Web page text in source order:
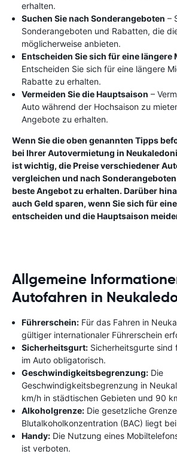
erhalten.
Suchen Sie nach Sonderangeboten –
Sonderangeboten und Rabatten, die
möglicherweise anbieten.
Entscheiden Sie sich für eine längere
Entscheiden Sie sich für eine längere
Rabatte zu erhalten.
Vermeiden Sie die Hauptsaison –
Auto während der Hochsaison zu
Angebote zu erhalten.
Wenn Sie die oben genannten Tipps
bei Ihrer Autovermietung in
ist wichtig, die Preise verschiedener
vergleichen und nach
beste Angebot zu erhalten. Darüber
auch Geld sparen, wenn Sie sich für
entscheiden und die Hauptsaison
Allgemeine
Autofahren in
Führerschein: Für das Fahren in
gültiger internationaler Führerschein
Sicherheitsgurt: Sicherheitsgurte sind
im Auto obligatorisch.
Geschwindigkeitsbegrenzung: Die
Geschwindigkeitsbegrenzung in
km/h in städtischen Gebieten und 90
Alkoholgrenze: Die gesetzliche
Blutalkoholkonzentration (BAC) liegt
Handy: Die Nutzung eines
ist verboten.